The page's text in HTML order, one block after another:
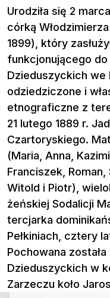
Urodziła się 2
córką
1899), który
funkcjonującego
Dzieduszyckich we
odziedziczone i
etnograficzne z
21 lutego 1889 r.
Czartoryskiego.
(Maria, Anna,
Franciszek, Roman,
Witold i Piotr),
żeńskiej Sodalicji
tercjarka
Pełkiniach, cztery
Pochowana
Dzieduszyckich w
Zarzeczu koło